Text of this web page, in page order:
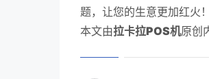
题，让您的生意更加红火！
本文由拉卡拉POS机原创